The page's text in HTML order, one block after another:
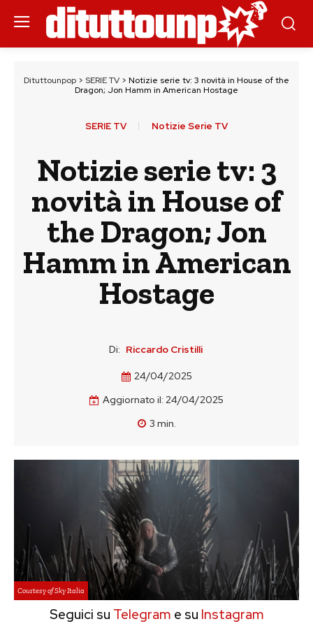
Dituttounpop > SERIE TV > Notizie serie tv: 3 novità in House of the
Dragon; Jon Hamm in American Hostage
SERIE TV Notizie Serie TV
Notizie serie tv: 3
novità in House of
the Dragon; Jon
Hamm in American
Hostage
Di: Riccardo Cristilli
24/04/2025
Aggiornato il: 24/04/2025
3 min.
Courtesy of Sky Italia
Seguici su Telegram e su Instagram